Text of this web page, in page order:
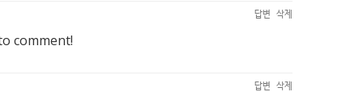
답변 삭제
comment!
답변 삭제